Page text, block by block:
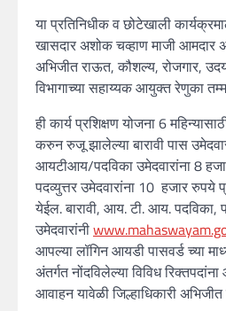
या प्रतिनिधीक व छोटेखाली
खासदार अशोक चव्हाण माजी आमदार
अभिजीत राऊत, कौशल्य, रोजगार,
विभागाच्या सहाय्यक आयुक्त रेणुका
ही कार्य प्रशिक्षण योजना 6
करुन रुजू झालेल्या बारावी पास
आयटीआय/पदविका उमेदवारांना 8
पदव्युत्तर उमेदवारांना 10 हजार रुपये
येईल. बारावी, आय. टी. आय. पदविका,
उमेदवारांनी
आपल्या लॉगिन आयडी पासवर्ड च्या
अंतर्गत नोंदविलेल्या विविध
आवाहन यावेळी जिल्हाधिकारी